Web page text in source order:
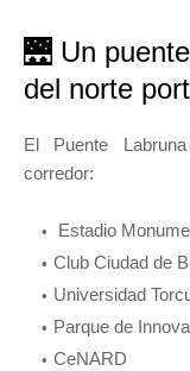
🌉 Un
del norte
El Puente
corredor:
Estadio
Club Ciudad de
Universidad
Parque de
CeNARD